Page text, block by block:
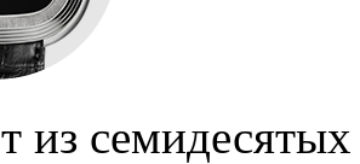
из семидесятых